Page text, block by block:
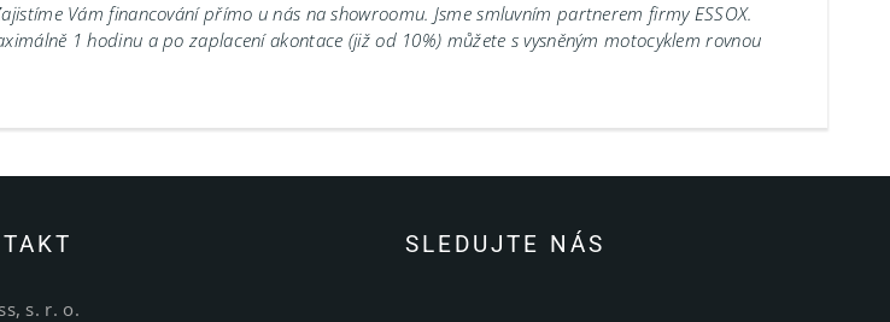
Vám financování přímo u nás na showroomu. Jsme smluvním partnerem firmy ESSOX.
1 hodinu a po zaplacení akontace (již od 10%) můžete s vysněným motocyklem rovnou
s. r. o.
SLEDUJTE NÁS